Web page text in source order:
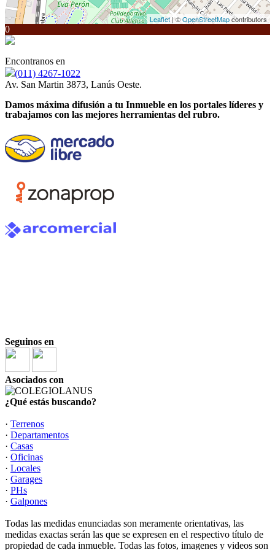
Leaflet | ©OpenStreetMapcontributors
0
Encontranos en
(011) 4267-1022
Av. San Martin 3873, Lanús Oeste.
Damos máxima difusión a tu Inmueble en los portales líderes y
trabajamos con las mejores herramientas del rubro.
Seguinos en
Asociados con
¿Qué estás buscando?
· Terrenos
· Departamentos
· Casas
· Oficinas
· Locales
· Garages
· PHs
· Galpones
Todas las medidas enunciadas son meramente orientativas, las
medidas exactas serán las que se expresen en el respectivo título de
propiedad de cada inmueble. Todas las fotos, imagenes y videos son